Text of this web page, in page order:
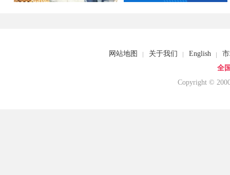
网站地图 关于我们 English
全
Copyright ©